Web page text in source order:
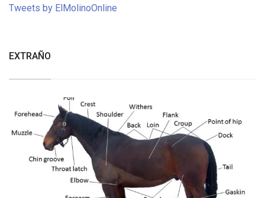
Tweets by ElMolinoOnline
EXTRAÑO